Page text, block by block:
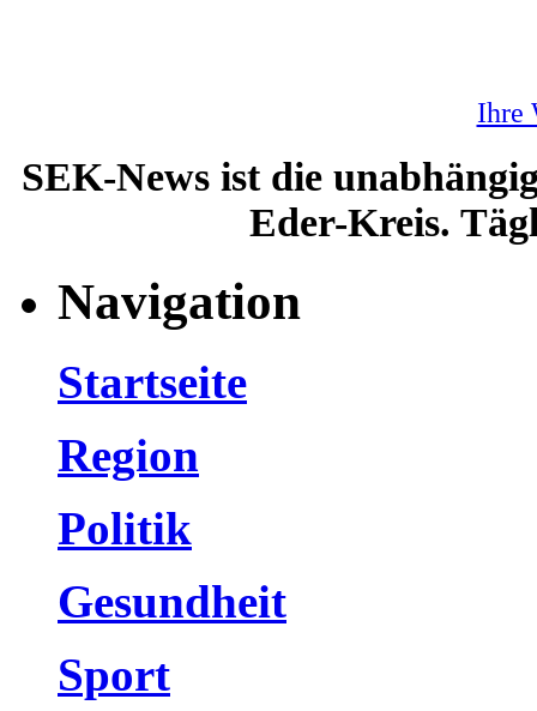
Ihre
SEK-News ist die
Eder-Kreis.
Navigation
Startseite
Region
Politik
Gesundheit
Sport